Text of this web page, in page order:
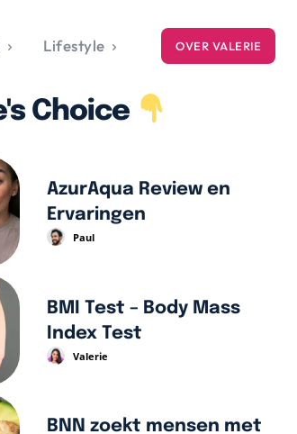
Lifestyle OVER VALERIE
Choice
AzurAqua Review en
Ervaringen
Paul
BMI Test – Body Mass
Index Test
Valerie
BNN zoekt mensen met